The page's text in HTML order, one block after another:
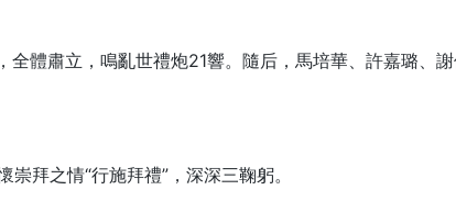
體肅立，鳴亂世禮炮21響。隨后，馬培華、許嘉璐、
拜之情“行施拜禮”，深深三鞠躬。